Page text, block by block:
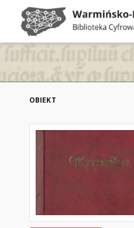
OBIEKT